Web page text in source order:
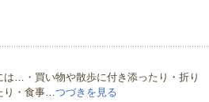
…・買い物や散歩に付き添ったり・折り
り・食事…つづきを見る